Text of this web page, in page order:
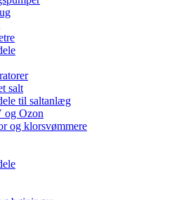
salt
til saltanlæg
og Ozon
og klorsvømmere